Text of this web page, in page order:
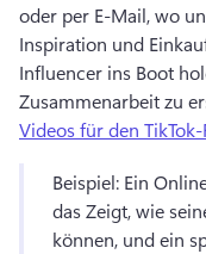
oder per E-Mail, wo
Inspiration und
Influencer ins Boot
Zusammenarbeit zu
Videos für den TikTok-
Beispiel: Ein
das Zeigt, wie
können, und ein